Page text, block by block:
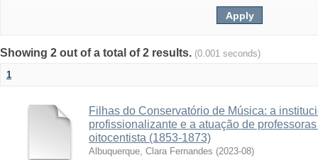
Showing 2 out of a total of 2 results. (0.001 seconds)
1
Filhas do Conservatório de Música: a
profissionalizante e a atuação de
oitocentista (1853-1873)
Albuquerque, Clara Fernandes (2023-08)